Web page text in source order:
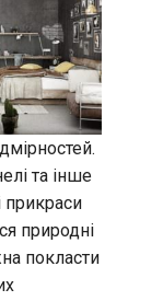
та інше
прикраси
природні
покласти